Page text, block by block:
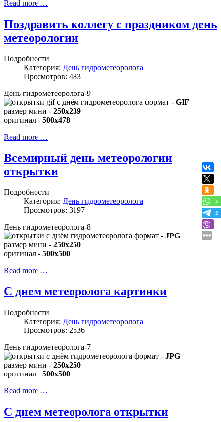
Read more …
Поздравить коллегу с праздником день
метеорологии
Подробности
Категория: День гидрометеоролога
Просмотров: 483
День гидрометеоролога-9
формат - GIF
размер мини - 250x239
оригинал - 500x478
Read more …
Всемирный день метеорологии
открытки
Подробности
Категория: День гидрометеоролога
Просмотров: 3197
День гидрометеоролога-8
формат - JPG
размер мини - 250x250
оригинал - 500x500
Read more …
С днем метеоролога картинки
Подробности
Категория: День гидрометеоролога
Просмотров: 2536
День гидрометеоролога-7
формат - JPG
размер мини - 250x250
оригинал - 500x500
Read more …
С днем метеоролога открытки
4
2